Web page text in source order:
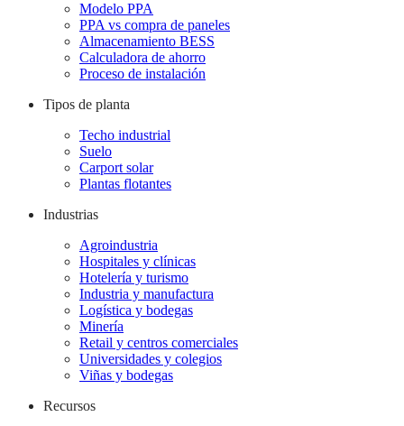
Modelo PPA
PPA vs compra de paneles
Almacenamiento BESS
Calculadora de ahorro
Proceso de instalación
Tipos de planta
Techo industrial
Suelo
Carport solar
Plantas flotantes
Industrias
Agroindustria
Hospitales y clínicas
Hotelería y turismo
Industria y manufactura
Logística y bodegas
Minería
Retail y centros comerciales
Universidades y colegios
Viñas y bodegas
Recursos